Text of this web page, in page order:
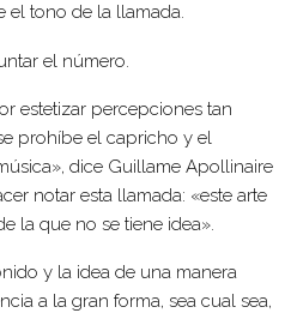
el tono de la llamada.
el número.
estetizar percepciones tan
prohíbe el capricho y el
dice Guillame Apollinaire
notar esta llamada: «este arte
la que no se tiene idea».
y la idea de una manera
a la gran forma, sea cual sea,